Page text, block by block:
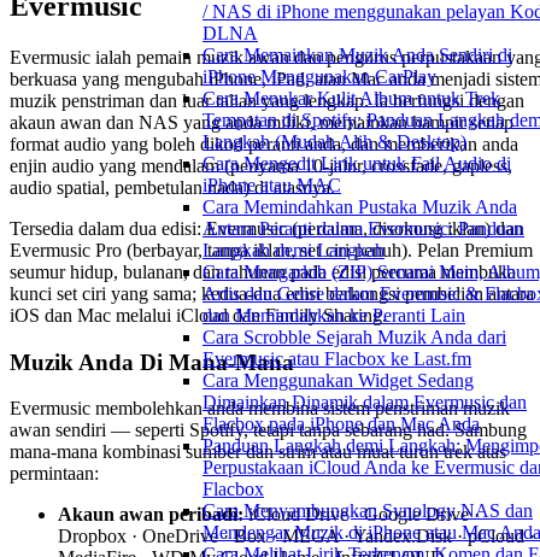
/ NAS di iPhone menggunakan pelayan
DLNA
Cara Memainkan Muzik Anda Sendiri di
iPhone Menggunakan CarPlay
Cara Menukar Kulit Album untuk Trek
Tempatan di Spotify: Panduan Langkah
Langkah (Mudah Alih & Desktop)
Cara Mengedit Lirik untuk Fail Audio di
iPhone atau MAC
Cara Memindahkan Pustaka Muzik Anda
Antara Peranti dalam Evermusic: Panduan
Langkah demi Langkah
Cara Mengarkib (ZIP) Senarai Main,
Artis dan Genre dalam Evermusic &
dan Memindahkan ke Peranti Lain
Cara Scrobble Sejarah Muzik Anda dari
Evermusic atau Flacbox ke Last.fm
Cara Menggunakan Widget Sedang
Dimainkan Dinamik dalam Evermusic dan
Flacbox pada iPhone dan Mac Anda
Panduan Langkah demi Langkah:
Perpustakaan iCloud Anda ke Evermusic
Flacbox
Cara Menyambungkan Synology NAS dan
Mendengar Muzik di iPhone atau Mac Anda
Evermusic ialah pemain muzik awan dan pengurus perpustakaan
berkuasa yang mengubah iPhone, iPad, atau Mac anda menjadi
muzik penstriman dan luar talian yang lengkap. Ia berfungsi dengan
akaun awan dan NAS yang anda miliki, memainkan hampir setiap
format audio yang boleh dikod peranti anda, dan memberikan anda
enjin audio yang mendalam (penyama 10-jalur, crossfade, gapless,
audio spatial, pembetulan nada) di atasnya.
Tersedia dalam dua edisi: Evermusic (percuma, disokong iklan) dan
Evermusic Pro (berbayar, tanpa iklan, set ciri penuh). Pelan Premium
seumur hidup, bulanan, dan tahunan pada edisi percuma membuka
kunci set ciri yang sama; kedua-dua edisi berkongsi pembelian antara
iOS dan Mac melalui iCloud dan Family Sharing.
Muzik Anda Di Mana-Mana
Evermusic membolehkan anda membina sistem penstriman muzik
awan sendiri — seperti Spotify, tetapi tanpa sebarang had. Sambung
mana-mana kombinasi sumber dan strim atau muat turun trek atas
permintaan:
Akaun awan peribadi:iCloud Drive · Google Drive ·
Dropbox · OneDrive · Box · MEGA · Yandex.Disk · pCloud ·